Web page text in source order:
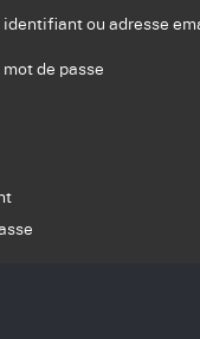
identifiant ou adresse
de passe